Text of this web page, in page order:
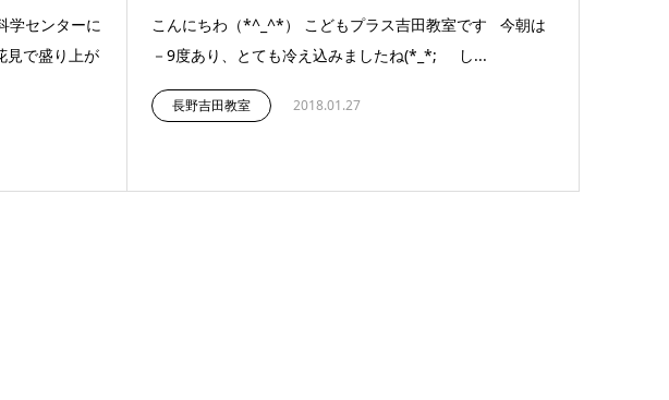
学センターに
見で盛り上が
こんにちわ（*^_^*） こどもプラス吉田教室です 今朝は
－9度あり、とても冷え込みましたね(*_*; し...
長野吉田教室 2018.01.27